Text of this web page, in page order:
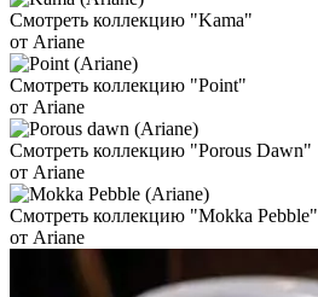
Смотреть коллекцию "Kama"
от Ariane
Смотреть коллекцию "Point"
от Ariane
Смотреть коллекцию "Porous Dawn"
от Ariane
Смотреть коллекцию "Mokka Pebble"
от Ariane